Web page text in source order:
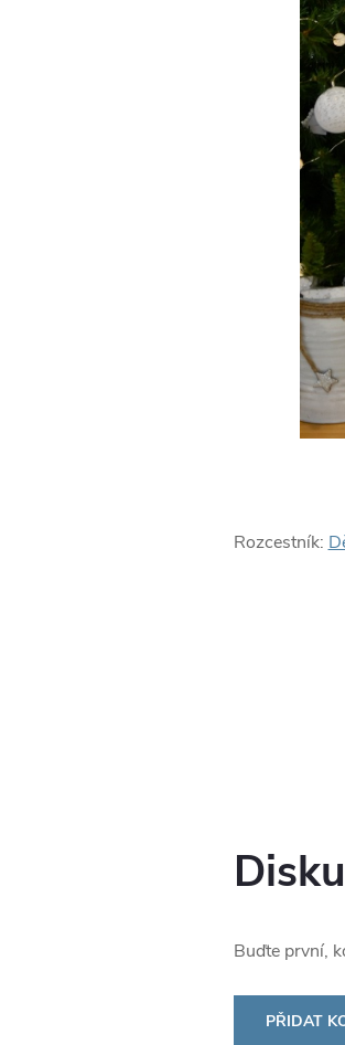
Rozcestník:
Buďte první,
PŘIDAT